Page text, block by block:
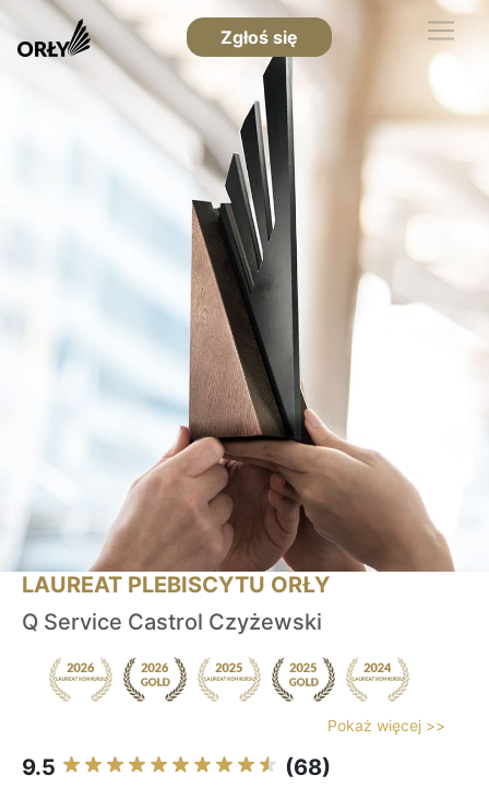
Zgłoś się
LAUREAT PLEBISCYTU ORŁY
Q Service Castrol Czyżewski
Pokaż więcej >>
9.5 (68)